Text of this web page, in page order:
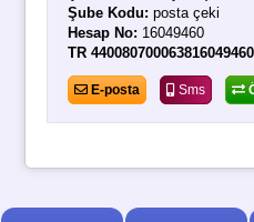
Şube Kodu: posta çeki
Hesap No: 16049460
TR
E-posta Sms